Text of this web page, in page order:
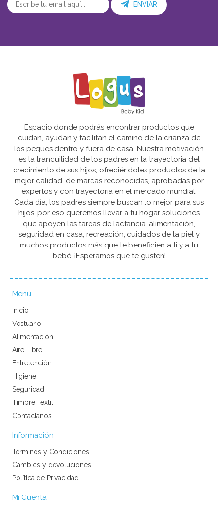
ENVIAR
Espacio donde podrás encontrar productos que
cuidan, ayudan y facilitan el camino de la crianza de
los peques dentro y fuera de casa. Nuestra motivación
es la tranquilidad de los padres en la trayectoria del
crecimiento de sus hijos, ofreciéndoles productos de la
mejor calidad, de marcas reconocidas, aprobadas por
expertos y con trayectoria en el mercado mundial.
Cada día, los padres siempre buscan lo mejor para sus
hijos, por eso queremos llevar a tu hogar soluciones
que apoyen las tareas de lactancia, alimentación,
seguridad en casa, recreación, cuidados de la piel y
muchos productos más que te beneficien a ti y a tu
bebé. ¡Esperamos que te gusten!
Menú
Inicio
Vestuario
Alimentación
Aire Libre
Entretención
Higiene
Seguridad
Timbre Textil
Contáctanos
Información
Términos y Condiciones
Cambios y devoluciones
Política de Privacidad
Mi Cuenta